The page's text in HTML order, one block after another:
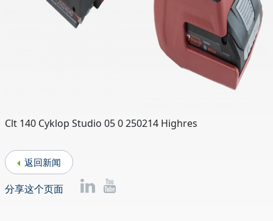
Clt 140 Cyklop Studio 05 0 250214 Highres
返回新闻
分享这个页面